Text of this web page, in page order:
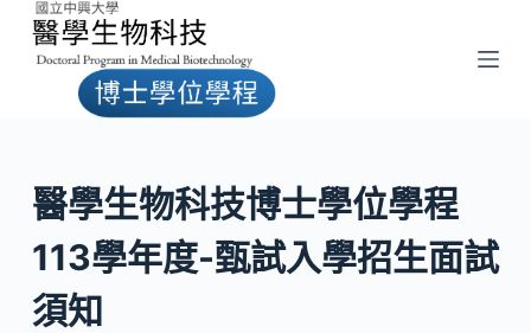
跳
至
容
醫學生物科技博士學位學程
113學年度-甄試入學招生面試
須知